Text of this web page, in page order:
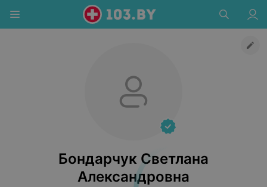
Бондарчук Светлана
Александровна